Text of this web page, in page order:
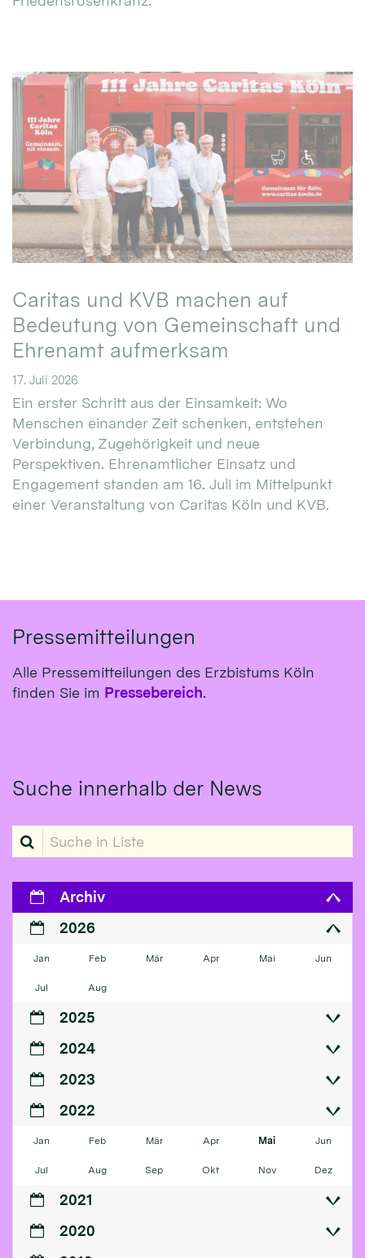
Caritas und KVB machen auf
Bedeutung von Gemeinschaft und
Ehrenamt aufmerksam
17. Juli 2026
Ein erster Schritt aus der Einsamkeit: Wo
Menschen einander Zeit schenken, entstehen
Verbindung, Zugehörigkeit und neue
Perspektiven. Ehrenamtlicher Einsatz und
Engagement standen am 16. Juli im Mittelpunkt
einer Veranstaltung von Caritas Köln und KVB.
Pressemitteilungen
Alle Pressemitteilungen des Erzbistums Köln
finden Sie im Pressebereich.
Suche innerhalb der News
Suche in Liste
Archiv
2026
Jan Feb Mär Apr Mai Jun
Jul Aug
2025
2024
2023
2022
Jan Feb Mär Apr Mai Jun
Jul Aug Sep Okt Nov Dez
2021
2020